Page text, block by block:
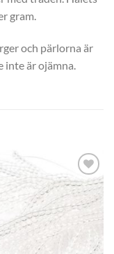
gram.
och pärlorna är
inte är ojämna.